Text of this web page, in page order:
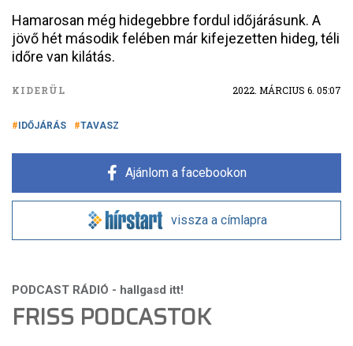
Hamarosan még hidegebbre fordul időjárásunk. A
jövő hét második felében már kifejezetten hideg, téli
időre van kilátás.
KIDERÜL 2022. MÁRCIUS 6. 05:07
IDŐJÁRÁS TAVASZ
Ajánlom a facebookon
vissza a címlapra
FRISS PODCASTOK